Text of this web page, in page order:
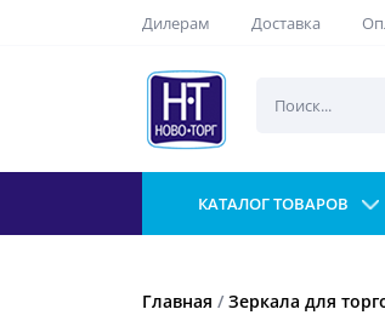
Дилерам Доставка
КАТАЛОГ ТОВАРОВ
Главная / Зеркала для